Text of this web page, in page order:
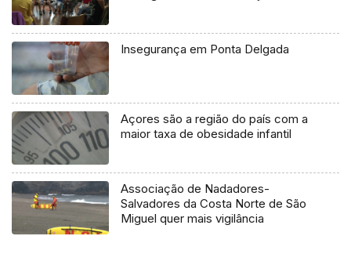
Insegurança em Ponta Delgada
Açores são a região do país com a
maior taxa de obesidade infantil
Associação de Nadadores-
Salvadores da Costa Norte de São
Miguel quer mais vigilância